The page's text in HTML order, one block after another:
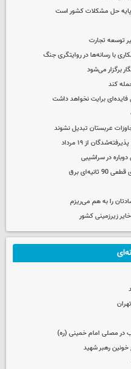
حل مشکلات کشور است
توسعه تجارت
با رسانه‌ها در روایتگری جنگ
برگزار می‌شود
کند
برایت نخواهد داشت
عربستان تبدیل نشوند
از ۱۹ مرداد
در سراشیبی
برق
را به هم می‌ریزم
در مصلی امام خمینی (ره)
رهبر شهید